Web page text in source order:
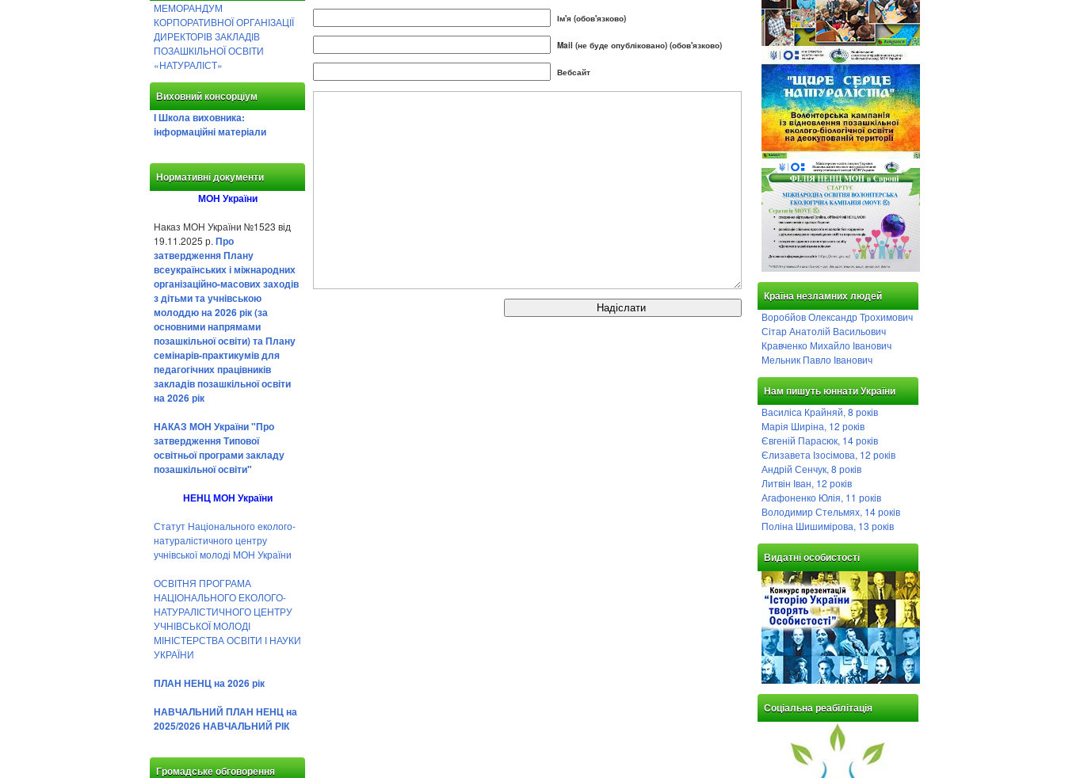
МЕМОРАНДУМ
КОРПОРАТИВНОЇ ОРГАНІЗАЦІЇ
ДИРЕКТОРІВ ЗАКЛАДІВ
ПОЗАШКІЛЬНОЇ ОСВІТИ
«НАТУРАЛІСТ»
Виховний консорціум
І Школа виховника:
інформаційні матеріали
Нормативні документи
МОН України
Наказ МОН України №1523 від
19.11.2025 р. Про
затвердження Плану
всеукраїнських і міжнародних
організаційно-масових заходів
з дітьми та учнівською
молоддю на 2026 рік (за
основними напрямами
позашкільної освіти) та Плану
семінарів-практикумів для
педагогічних працівників
закладів позашкільної освіти
на 2026 рік
НАКАЗ МОН України "Про
затвердження Типової
освітньої програми закладу
позашкільної освіти"
НЕНЦ МОН України
Статут Національного еколого-
натуралістичного центру
учнівської молоді МОН України
ОСВІТНЯ ПРОГРАМА
НАЦІОНАЛЬНОГО ЕКОЛОГО-
НАТУРАЛІСТИЧНОГО ЦЕНТРУ
УЧНІВСЬКОЇ МОЛОДІ
МІНІСТЕРСТВА ОСВІТИ І НАУКИ
УКРАЇНИ
ПЛАН НЕНЦ на 2026 рік
НАВЧАЛЬНИЙ ПЛАН НЕНЦ на
2025/2026 НАВЧАЛЬНИЙ РІК
Громадське обговорення
Ім'я (обов'язково)
Mail (не буде опубліковано) (обов'язково)
Вебсайт
Країна незламних людей
Воробйов Олександр Трохимович
Сітар Анатолій Васильович
Кравченко Михайло Іванович
Мельник Павло Іванович
Нам пишуть юннати України
Василіса Крайняй, 8 років
Марія Ширіна, 12 років
Євгеній Парасюк, 14 років
Єлизавета Ізосімова, 12 років
Андрій Сенчук, 8 років
Литвін Іван, 12 років
Агафоненко Юлія, 11 років
Володимир Стельмях, 14 років
Поліна Шишимірова, 13 років
Видатні особистості
Соціальна реабілітація